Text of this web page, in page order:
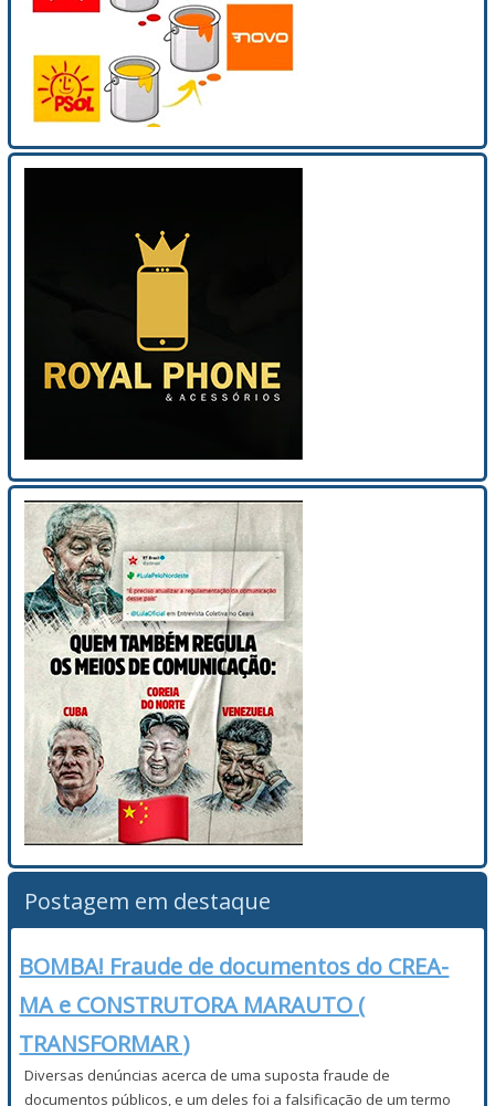
Postagem em destaque
BOMBA! Fraude de documentos do CREA-
MA e CONSTRUTORA MARAUTO (
TRANSFORMAR )
Diversas denúncias acerca de uma suposta fraude de
documentos públicos, e um deles foi a falsificação de um termo